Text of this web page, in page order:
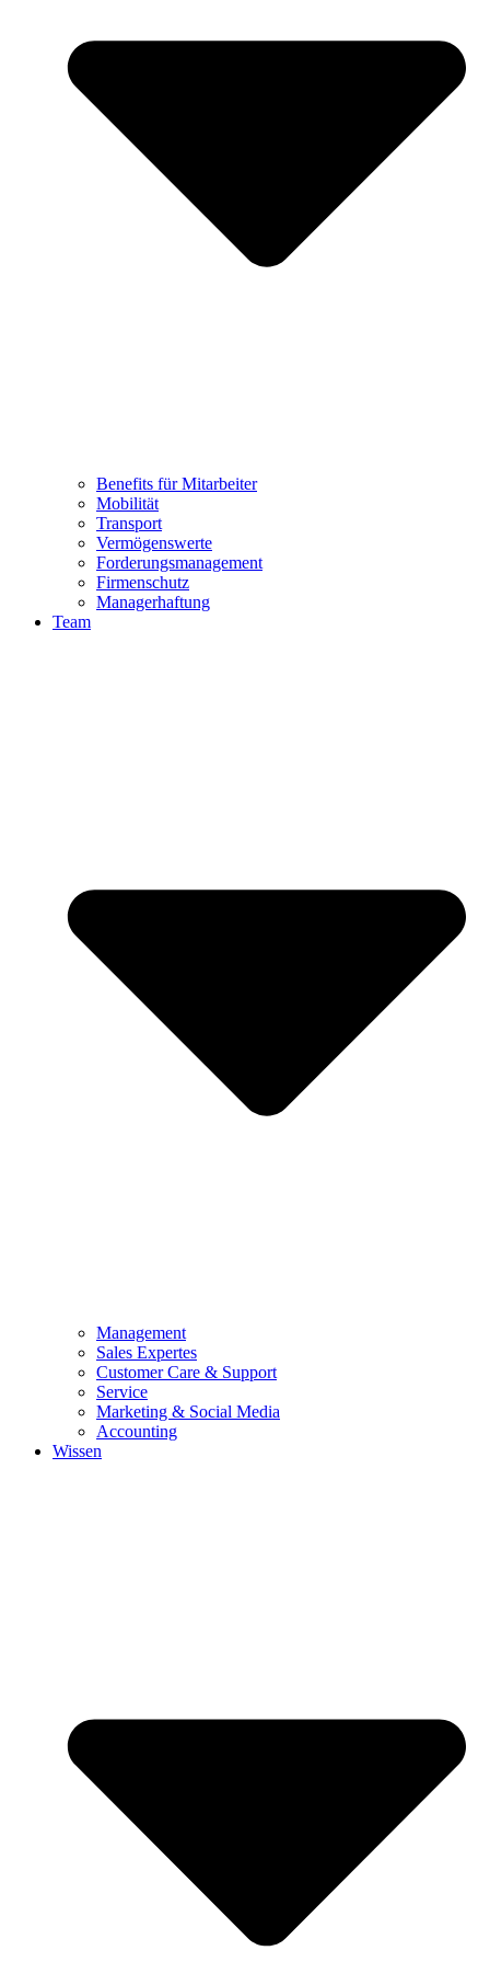
Benefits für Mitarbeiter
Mobilität
Transport
Vermögenswerte
Forderungsmanagement
Firmenschutz
Managerhaftung
Team
Management
Sales Expertes
Customer Care & Support
Service
Marketing & Social Media
Accounting
Wissen